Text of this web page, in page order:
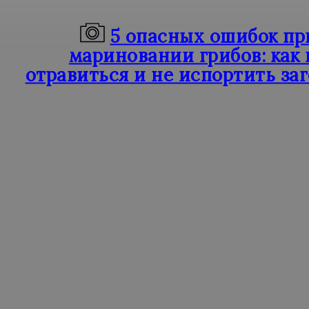
5 опасных ошибок
мариновании грибов: как
отравиться и не испортить